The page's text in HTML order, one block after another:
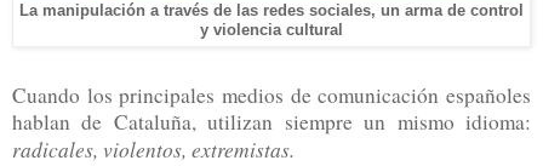
La manipulación a través de las redes sociales, un arma de control
y violencia cultural
Cuando los principales medios de comunicación españoles
hablan de Cataluña, utilizan siempre un mismo idioma:
radicales, violentos, extremistas.